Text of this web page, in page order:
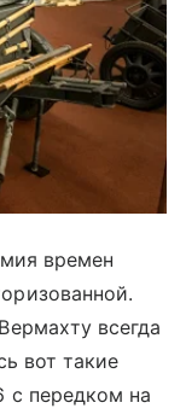
времен
всегда
вот такие
с передком на